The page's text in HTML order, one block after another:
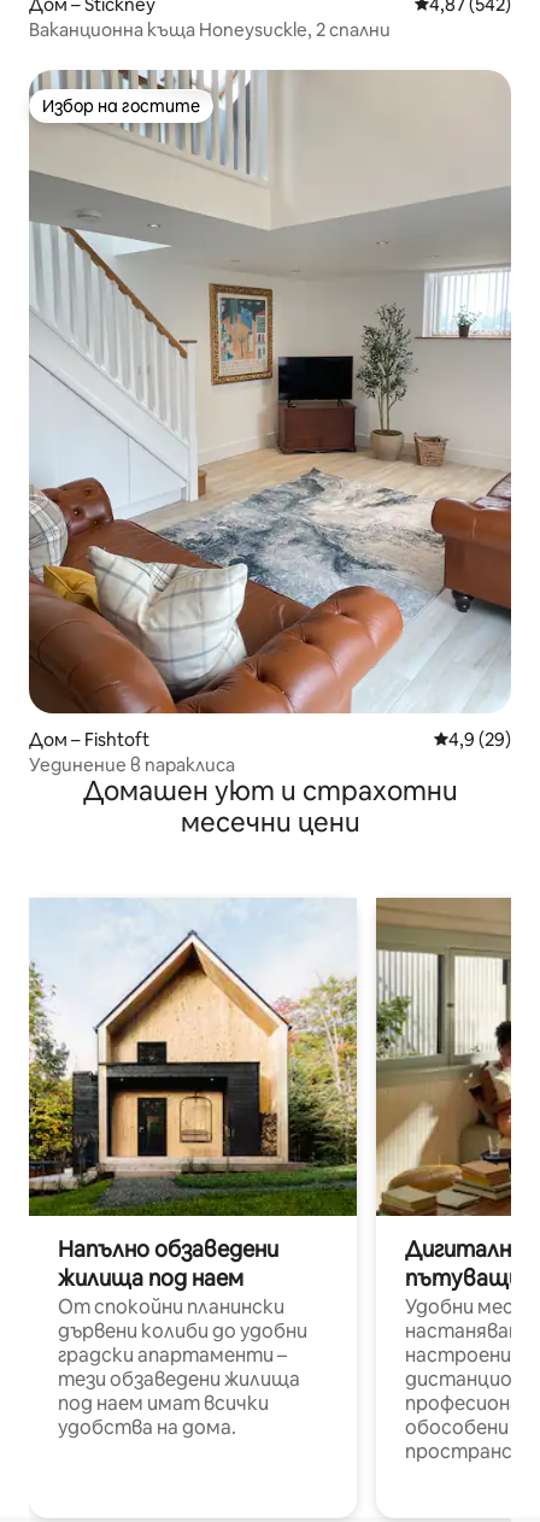
Дом – Stickney Средна
4,87 (542)
Ваканционна къща Honeysuckle, 2 спални
Избор на гостите
Избор на гостите
Дом – Fishtoft Средна
4,9 (29)
Уединение в параклиса
Домашен уют и страхотни
месечни цени
Напълно обзаведени
жилища под наем
От спокойни планински
дървени колиби до удобни
градски апартаменти –
тези обзаведени жилища
под наем имат всички
удобства на дома.
Дигитални
пътуващи
Удобни
настаняване
настроени и
обособени